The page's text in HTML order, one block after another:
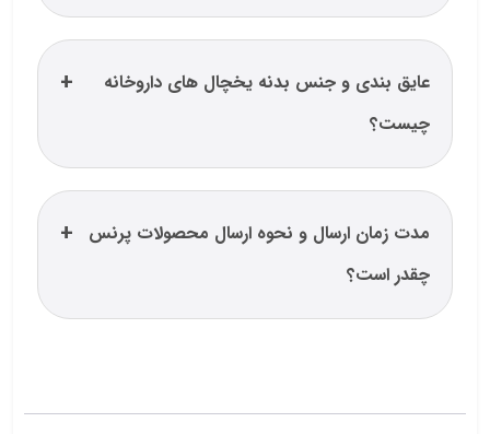
عایق بندی و جنس بدنه یخچال های داروخانه
چیست؟
مدت زمان ارسال و نحوه ارسال محصولات پرنس
چقدر است؟